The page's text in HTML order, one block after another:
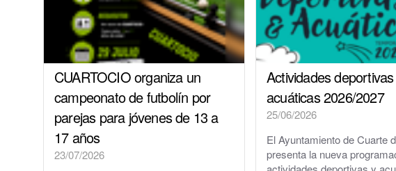
CUARTOCIO organiza un
campeonato de futbolín por
parejas para jóvenes de 13 a
17 años
23/07/2026
Actividades
acuáticas 2026/2027
25/06/2026
El Ayuntamiento de Cuarte
presenta la nueva